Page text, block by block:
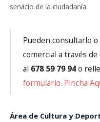
servicio de la ciudadanía.
Pueden consultarlo
comercial a través
al 678 59 79 94o
formulario. Pincha
Área de Cultura y